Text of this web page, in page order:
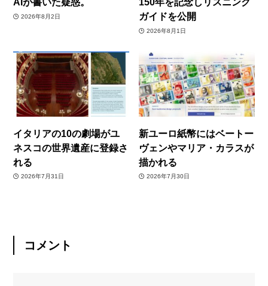
2026年8月2日
ガイドを公開
2026年8月1日
イタリアの10の劇場がユ
ネスコの世界遺産に登録さ
れる
2026年7月31日
新ユーロ紙幣にはベートー
ヴェンやマリア・カラスが
描かれる
2026年7月30日
コメント